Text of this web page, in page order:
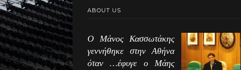
ABOUT US
Ο Μάνος Κασσωτάκης
γεννήθηκε στην Αθήνα
όταν …έφυγε ο Μάης